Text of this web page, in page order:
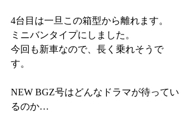
4台目は一旦この箱型から離れます。
ミニバンタイプにしました。
今回も新車なので、長く乗れそうで
す。
NEW BGZ号はどんなドラマが待ってい
るのか…